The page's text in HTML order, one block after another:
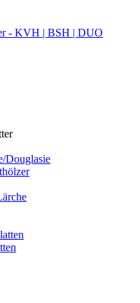
- KVH | BSH | DUO
Douglasie